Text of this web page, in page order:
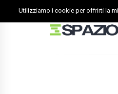
to
Utilizziamo i cookie per offrirti la